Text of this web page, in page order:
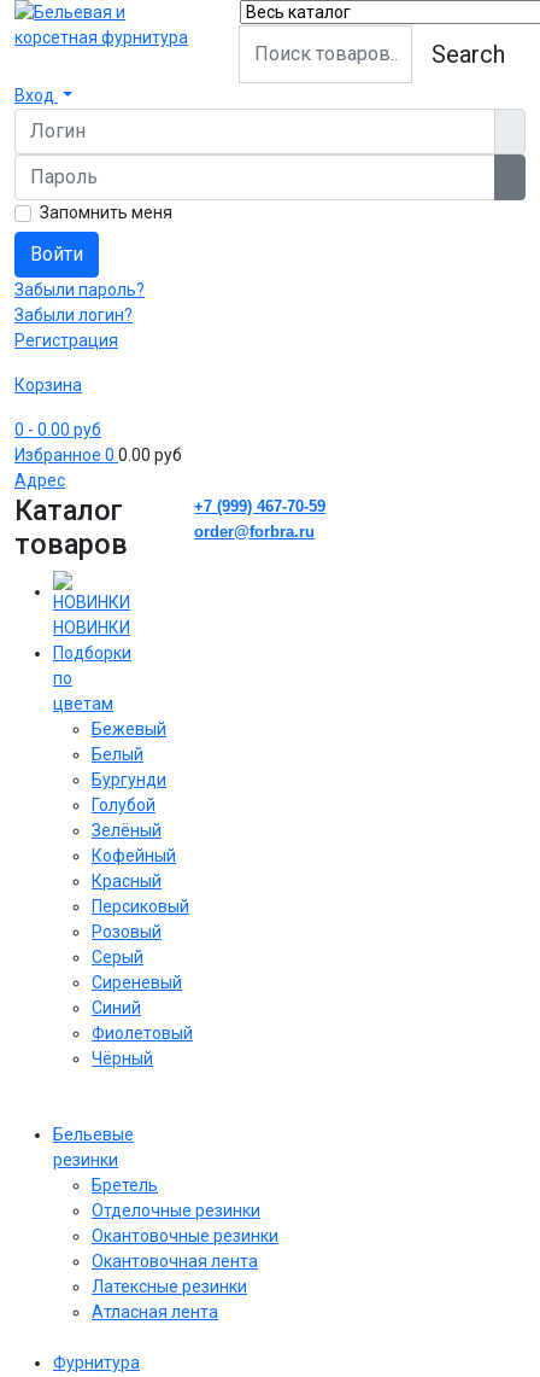
Search
Вход
Логин
Пароль
Запомнить меня
Войти
Забыли пароль?
Забыли логин?
Регистрация
Корзина
0 - 0.00 руб
Избранное 0 0.00 руб
Адрес
Каталог
товаров
НОВИНКИ
Подборки
по
цветам
Бежевый
Белый
Бургунди
Голубой
Зелёный
Кофейный
Красный
Персиковый
Розовый
Серый
Сиреневый
Cиний
Фиолетовый
Чёрный
Бельевые
резинки
Бретель
Отделочные резинки
Окантовочные резинки
Окантовочная лента
Латексные резинки
Атласная лента
Фурнитура
+7 (999) 467-70-59
order@forbra.ru